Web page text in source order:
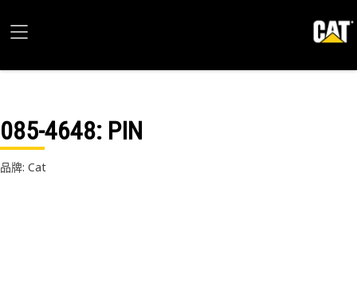
085-4648: PIN
品牌: Cat